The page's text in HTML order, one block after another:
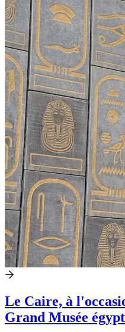
Le Caire, à
Grand Musée